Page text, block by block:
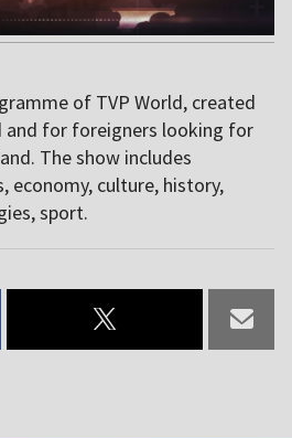
of TVP World, created
and for foreigners looking for
The show includes
economy, culture, history,
sport.